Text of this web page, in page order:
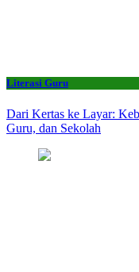
Literasi Guru
Dari Kertas ke Layar:
Guru, dan Sekolah